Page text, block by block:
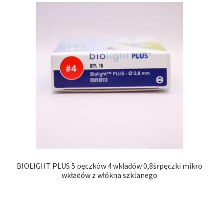
BIOLIGHT PLUS 5 pęczków 4 wkładów 0,8śrpęczki mikro
wkładów z włókna szklanego